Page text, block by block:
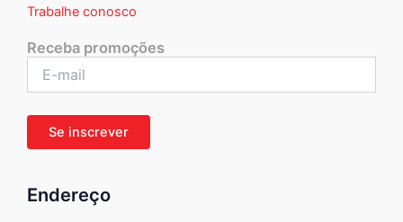
Trabalhe conosco
Receba promoções
Endereço